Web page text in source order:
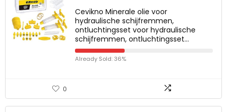
Cevikno Minerale olie voor
hydraulische schijfremmen,
ontluchtingsset voor hydraulische
schijfremmen, ontluchtingsset…
Already Sold: 36%
0